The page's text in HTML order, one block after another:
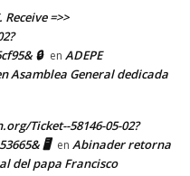
Receive =>>
🔒 en ADEPE
Asamblea General dedicada
Ticket--58146-05-02?
🖥 en Abinader retorna
del papa Francisco